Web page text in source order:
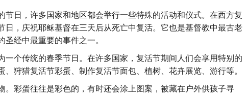
节日，许多国家和地区都会举行一些特殊的活动和仪式。在西方复
日，庆祝耶稣基督在三天后从死亡中复活。它也是基督教中最古老
经中最重要的事件之一。
一个传统的春季节日。在许多国家，复活节期间人们会享用特别的
狩猎复活节彩蛋、制作复活节面包、植树、花卉展览、游行等。
。彩蛋往往是彩色的，有时还会涂上图案，被藏在户外供孩子寻